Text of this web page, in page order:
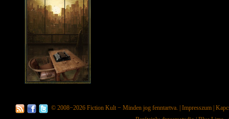
© 2008−2026 Fiction Kult − Minden jog fenntartva. | Impresszum